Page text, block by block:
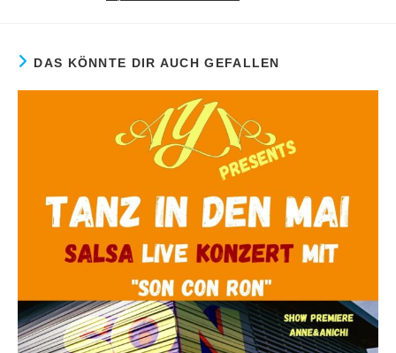
DAS KÖNNTE DIR AUCH GEFALLEN